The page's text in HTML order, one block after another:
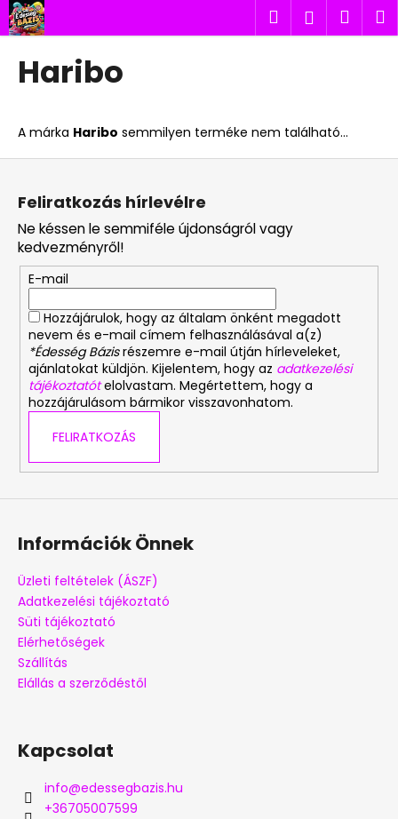
Ugrás
fő
tartalomhoz
Keresés
Haribo
A márka Haribo semmilyen terméke nem található...
K
o
i
t
k
e
r
e
s
?
KERESÉS
j
j
k
MINI
HAMBURGER
GUMICUKOR
10G
L
Feliratkozás hírlevélre
Ne késsen le semmiféle újdonságról vagy
kedvezményről!
E-mail
Hozzájárulok, hogy az általam önként megadott
nevem és e-mail címem felhasználásával a(z)
*Édesség Bázisrészemre e-mail útján hírleveleket,
ajánlatokat küldjön. Kijelentem, hogy az adatkezelési
tájékoztatót elolvastam. Megértettem, hogy a
hozzájárulásom bármikor visszavonhatom.
FELIRATKOZÁS
Információk Önnek
Üzleti feltételek (ÁSZF)
Adatkezelési tájékoztató
Süti tájékoztató
Elérhetőségek
Szállítás
Elállás a szerződéstől
Kapcsolat
info@edessegbazis.hu
+36705007599